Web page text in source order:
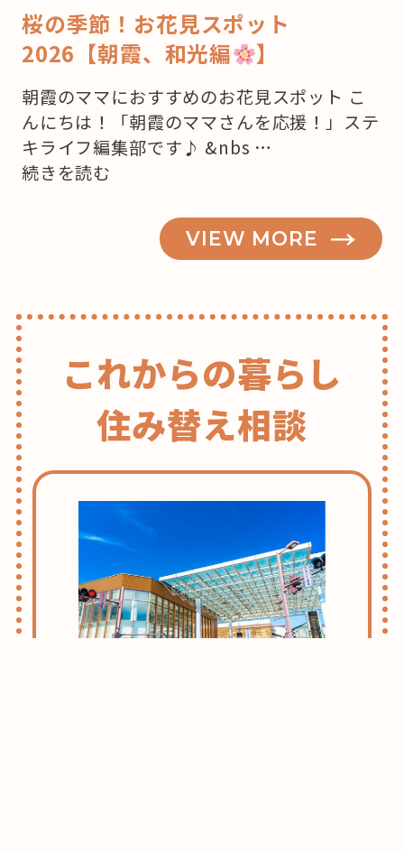
桜の季節！お花見スポット
2026【朝霞、和光編
】
朝霞のママにおすすめのお花見スポット こ
んにちは！「朝霞のママさんを応援！」ステ
キライフ編集部です♪ &nbs …
“桜
見
ス
ポ
ッ
ト
2019【朝
霞、
和
光
編
】”
の
続きを読む
VIEW MORE
これからの暮らし
住み替え相談